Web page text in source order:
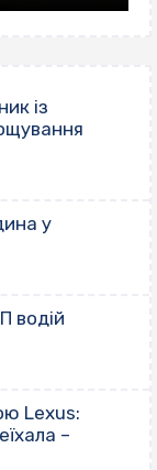
із
у
водій
Lexus:
–